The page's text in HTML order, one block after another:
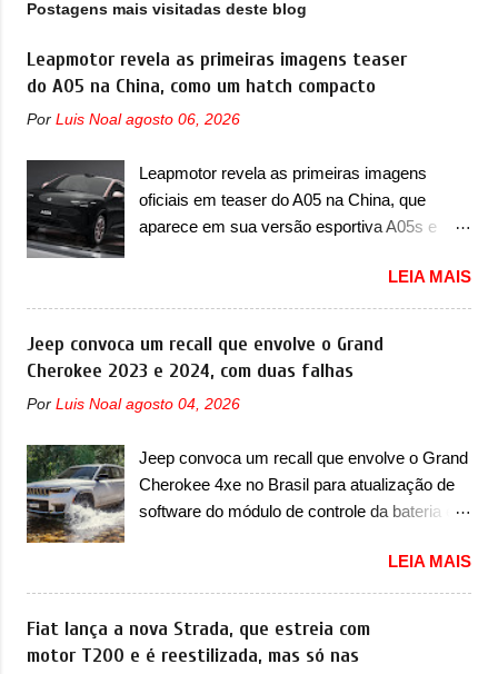
detalhes preto na grade dianteira, para-
ter substituindo todas as peças cromadas
por peças escurecidas. No interior, a Ranger
Black também possui detalhes exclusivos. A
Duratorq Turbo Diesel de 200cv e 47,9kgfm,
apenas com câmbio automático de 6
marchas. A tração deve ser 4x4. Se for
deve ser equipada com ar-condicionado
digital, farol alto automático, l...
Postagens mais visitadas deste blog
Leapmotor revela as primeiras imagens teaser
do A05 na China, como um hatch compacto
Por Luis Noal agosto 06, 2026
Leapmotor revela as primeiras imagens
oficiais em teaser do A05 na China, que
aparece em sua versão esportiva A05s e
A Leapmotor vem apresentando uma rápida
expansão na China em termos de portfólio.
Apoiada pela Stellantis, a marca confirmou a
estreia de um novo modelo compacto à sua
marca revelou as primeiras imagens teaser
versão mais esportiva, o A05s. Previsto para
ser lançado ainda neste ano na China, o
compacto elétrico colocará a Leapmotor para
de compactos, como BYD Dolphin e Geely
EX2. Visualmente, o A05 conta com um
design já visto por outros modelos da marca,
em especial do SUV compacto A10.
LEIA MAIS
Jeep convoca um recall que envolve o Grand
Cherokee 2023 e 2024, com duas falhas
Por Luis Noal agosto 04, 2026
Jeep convoca um recall que envolve o Grand
Cherokee 4xe no Brasil para atualização de
software do módulo de controle da bateria e
Jeep convocou no dia 10 de outubro de 2025
um chamado que envolve os proprietários do
Grand Cherokee 4xe, em sua versão única
Limited, com unidades de ano/modelo 2023 e
LEIA MAIS
Fiat lança a nova Strada, que estreia com
motor T200 e é reestilizada, mas só nas